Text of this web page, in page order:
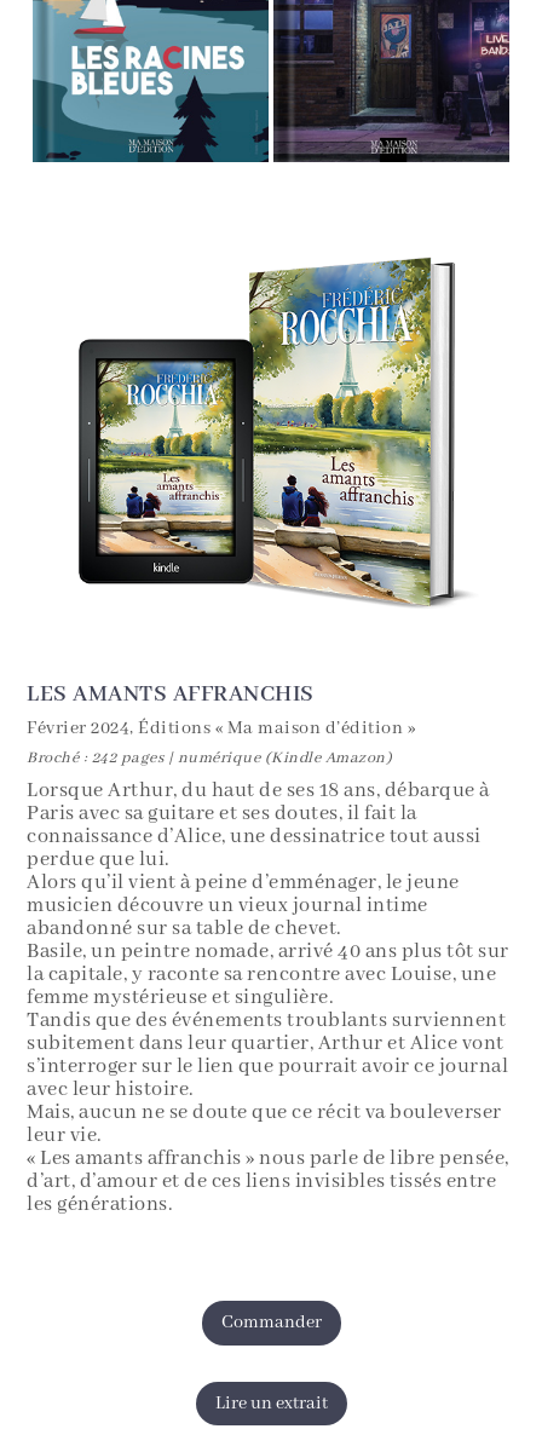
LES AMANTS AFFRANCHIS
Février 2024, Éditions « Ma maison d’édition »
Broché : 242 pages | numérique (Kindle Amazon)
Lorsque Arthur, du haut de ses 18 ans, débarque à
Paris avec sa guitare et ses doutes, il fait la
connaissance d’Alice, une dessinatrice tout aussi
perdue que lui.
Alors qu’il vient à peine d’emménager, le jeune
musicien découvre un vieux journal intime
abandonné sur sa table de chevet.
Basile, un peintre nomade, arrivé 40 ans plus tôt sur
la capitale, y raconte sa rencontre avec Louise, une
femme mystérieuse et singulière.
Tandis que des événements troublants surviennent
subitement dans leur quartier, Arthur et Alice vont
s’interroger sur le lien que pourrait avoir ce journal
avec leur histoire.
Mais, aucun ne se doute que ce récit va bouleverser
leur vie.
« Les amants affranchis » nous parle de libre pensée,
d’art, d’amour et de ces liens invisibles tissés entre
les générations.
Commander
Lire un extrait